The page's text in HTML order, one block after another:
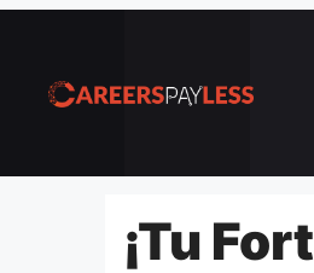
conteúdo
¡Tu